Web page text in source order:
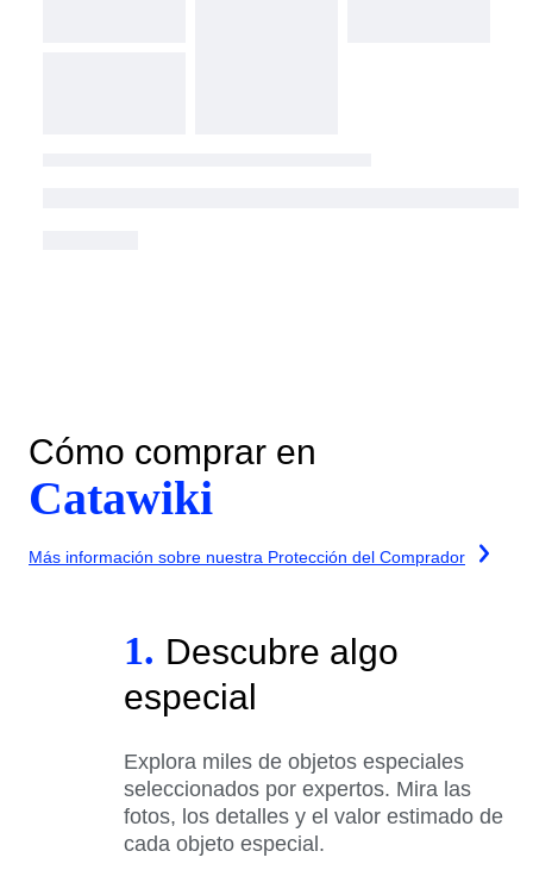
Cómo comprar en
Catawiki
Más información sobre nuestra Protección del Comprador
1. Descubre algo
especial
Explora miles de objetos especiales
seleccionados por expertos. Mira las
fotos, los detalles y el valor estimado de
cada objeto especial.